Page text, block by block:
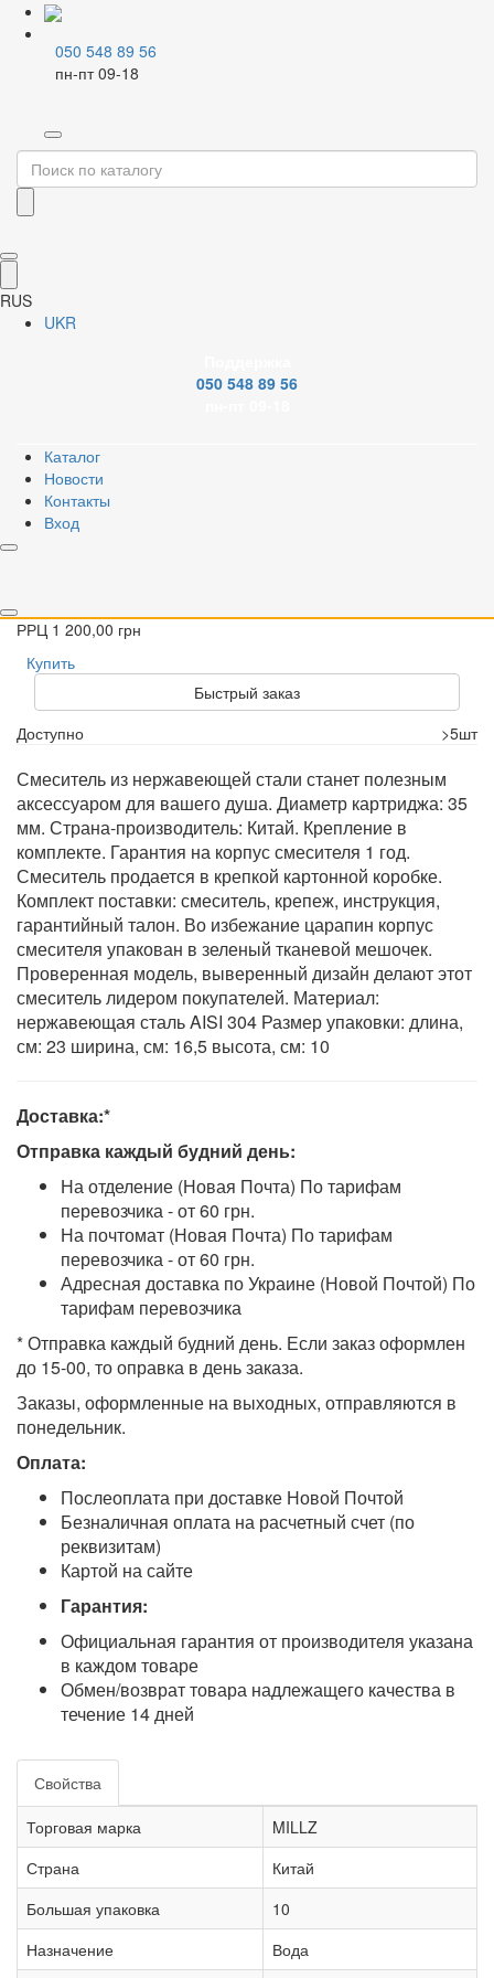
050 548 89 56
пн-пт 09-18
RUS
UKR
050 548 89 56
Каталог
Новости
Контакты
Вход
Главная
Смесители и аксессуары
Нержавеющие смесители
PDF document
Смеситель для душевой кабины MILLZ нержавеющий MRS-
SS-0005
РРЦ 1 200,00 грн
Купить
Быстрый заказ
Доступно
>5шт
Смеситель из нержавеющей стали станет полезным
аксессуаром для вашего душа. Диаметр картриджа: 35
мм. Страна-производитель: Китай. Крепление в
комплекте. Гарантия на корпус смесителя 1 год.
Смеситель продается в крепкой картонной коробке.
Комплект поставки: смеситель, крепеж, инструкция,
гарантийный талон. Во избежание царапин корпус
смесителя упакован в зеленый тканевой мешочек.
Проверенная модель, выверенный дизайн делают этот
смеситель лидером покупателей. Материал:
нержавеющая сталь AISI 304 Размер упаковки: длина,
см: 23 ширина, см: 16,5 высота, см: 10
Доставка:*
Отправка каждый будний день:
На отделение (Новая Почта) По тарифам
перевозчика - от 60 грн.
На почтомат (Новая Почта) По тарифам
перевозчика - от 60 грн.
Адресная доставка по Украине (Новой Почтой) По
тарифам перевозчика
* Отправка каждый будний день. Если заказ оформлен
до 15-00, то оправка в день заказа.
Заказы, оформленные на выходных, отправляются в
понедельник.
Оплата:
Послеоплата при доставке Новой Почтой
Безналичная оплата на расчетный счет (по
реквизитам)
Картой на сайте
Гарантия:
Официальная гарантия от производителя указана
в каждом товаре
Обмен/возврат товара надлежащего качества в
течение 14 дней
Свойства
Торговая марка
MILLZ
Страна
Китай
Большая упаковка
10
Назначение
Вода